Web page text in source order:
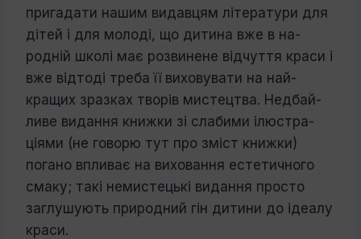
пригадати нашим видавцям літератури для
дітей і для молоді, що дитина вже в на­
родній школі має розвинене відчуття краси і
вже відтоді треба її виховувати на най­
кращих зразках творів мистецтва. Недбай­
ливе видання книжки зі слабими ілюстра­
ціями (не говорю тут про зміст книжки)
погано впливає на виховання естетичного
смаку; такі немистецькі видання просто
заглушують природний гін дитини до іде­алу
краси.